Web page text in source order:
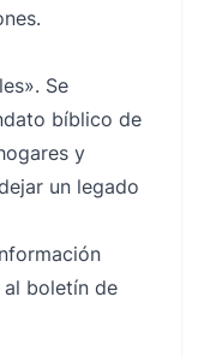
Se
bíblico de
y
un legado
boletín de